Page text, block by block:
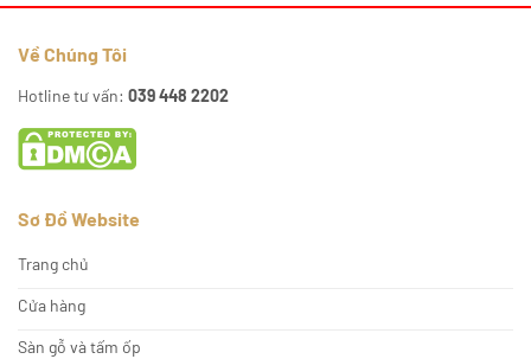
Về Chúng Tôi
Hotline tư vấn: 039 448 2202
Sơ Đồ Website
Trang chủ
Cửa hàng
Sàn gỗ và tấm ốp